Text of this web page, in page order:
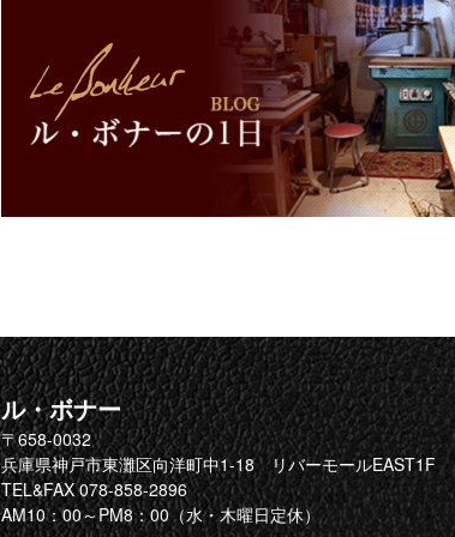
ル・ボナー
〒658-0032
兵庫県神戸市東灘区向洋町中1-18 リバーモールEAST1F
TEL&FAX 078-858-2896
AM10：00～PM8：00（水・木曜日定休）